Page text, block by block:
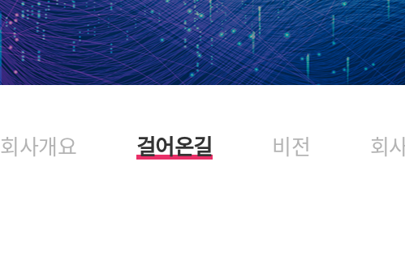
회사개요 걸어온길 비전 회